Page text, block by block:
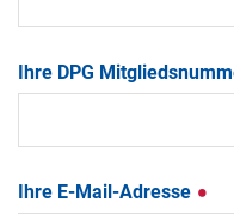
Ihre DPG
Ihre E-Mail-Adresse